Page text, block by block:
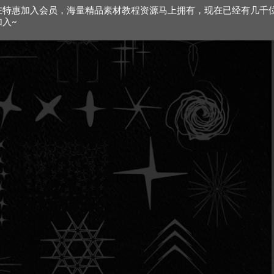
特惠加入会员，海量精品素材教程资源马上拥有，现在已经有几千
入~